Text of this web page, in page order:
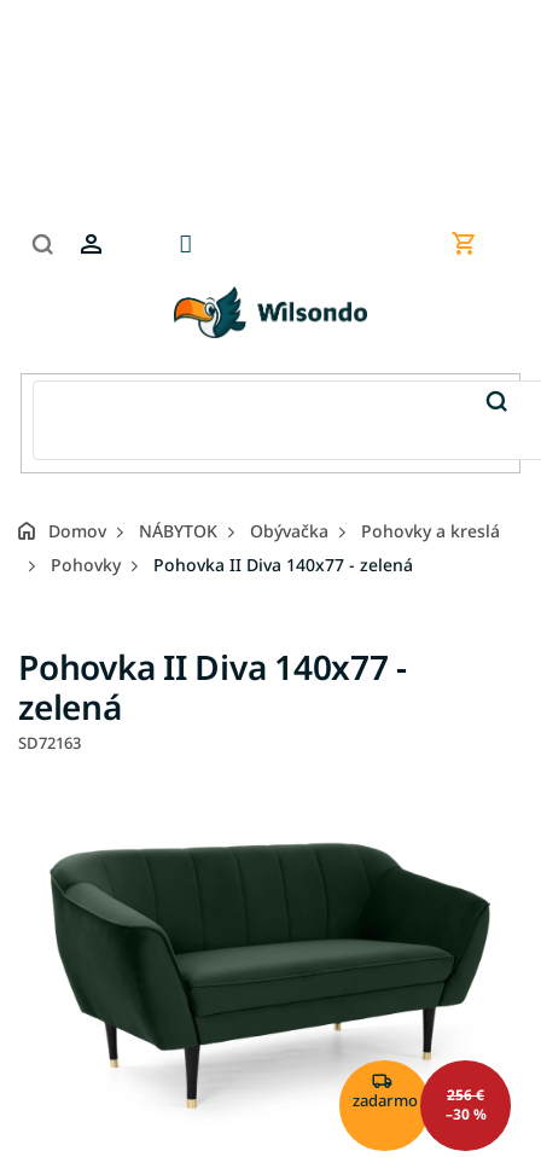
Domov NÁBYTOK Obývačka
Pohovky a kreslá
Pohovky
Pohovka II Diva 140x77 - zelená
Pohovka II Diva 140x77 -
zelená
SD72163
zadarmo
256 €
–30 %